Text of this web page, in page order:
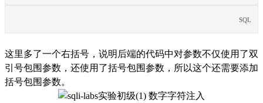
SQL
这里多了一个右括号，说明后端的代码中对参数不仅使用了双
引号包围参数，还使用了括号包围参数，所以这个还需要添加
括号包围参数。